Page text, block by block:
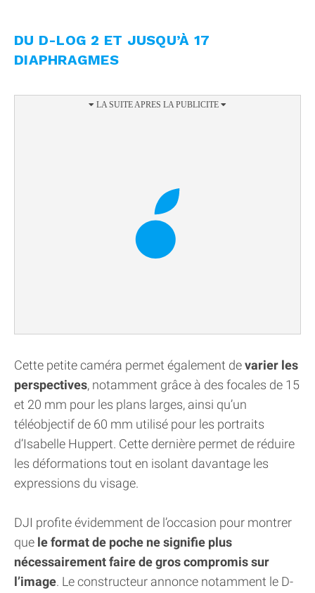
DU D-LOG 2 ET JUSQU’À 17
DIAPHRAGMES
Cette petite caméra permet également devarier les
perspectives, notamment grâce à des focales de 15
et 20 mm pour les plans larges, ainsi qu’un
téléobjectif de 60 mm utilisé pour les portraits
d’Isabelle Huppert. Cette dernière permet de réduire
les déformations tout en isolant davantage les
expressions du visage.
DJI profite évidemment de l’occasion pour montrer
que le format de poche ne signifie plus
nécessairement faire de gros compromis sur
l’image. Le constructeur annonce notamment le D-